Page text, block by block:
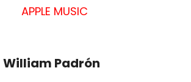
APPLE MUSIC
William Padrón